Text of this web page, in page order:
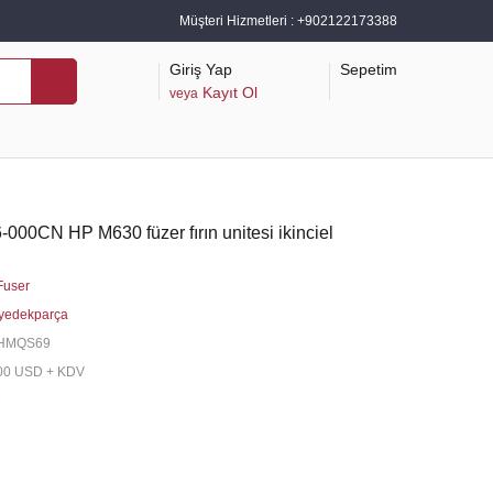
Müşteri Hizmetleri : +902122173388
Giriş Yap
veya Kayıt Ol
Sepetim
HP M630 füzer fırın unitesi ikinciel
USD + KDV